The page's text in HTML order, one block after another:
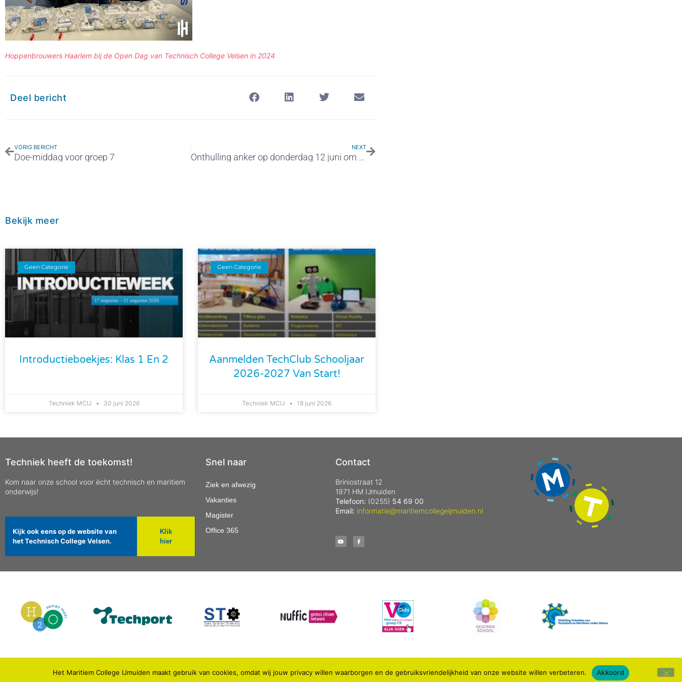
Hoppenbrouwers Haarlem bij de Open Dag van Technisch College Velsen in 2024
Deel bericht
VORIG BERICHT
Doe-middag voor groep 7
NEXT
Onthulling anker op donderdag 12 juni om 13.00 uur
Bekijk meer
Geen Categorie
Introductieboekjes: Klas 1 En 2
Techniek MCIJ 30 juni 2026
Geen Categorie
Aanmelden TechClub Schooljaar
2026-2027 Van Start!
Techniek MCIJ 18 juni 2026
Techniek heeft de toekomst!
Kom naar onze school voor ècht technisch en maritiem
onderwijs!
Kijk ook eens op de website van
het Technisch College Velsen.
Klik
hier
Snel naar
Ziek en afwezig
Vakanties
Magister
Office 365
Contact
Briniostraat 12
1971 HM IJmuiden
Telefoon: (0255) 54 69 00
Email: informatie@maritiemcollegeijmuiden.nl
© 2021 MARITIEM COLLEGE IJMUIDEN. Webdesign: IDV media
Het Maritiem College IJmuiden maakt gebruik van cookies, omdat wij jouw privacy willen waarborgen en de gebruiksvriendelijkheid van onze website willen verbeteren. Akkoord